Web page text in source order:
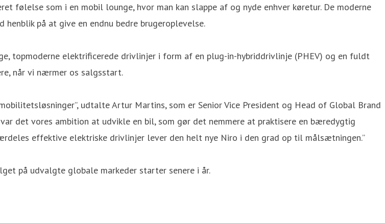
følelse som i en mobil lounge, hvor man kan slappe af og nyde enhver køretur. De moderne
på at give en endnu bedre brugeroplevelse.
topmoderne elektrificerede drivlinjer i form af en plug-in-hybriddrivlinje (PHEV) og en fuldt
når vi nærmer os salgsstart.
udtalte Artur Martins, som er Senior Vice President og Head of Global Brand
det vores ambition at udvikle en bil, som gør det nemmere at praktisere en bæredygtig
effektive elektriske drivlinjer lever den helt nye Niro i den grad op til målsætningen.”
på udvalgte globale markeder starter senere i år.